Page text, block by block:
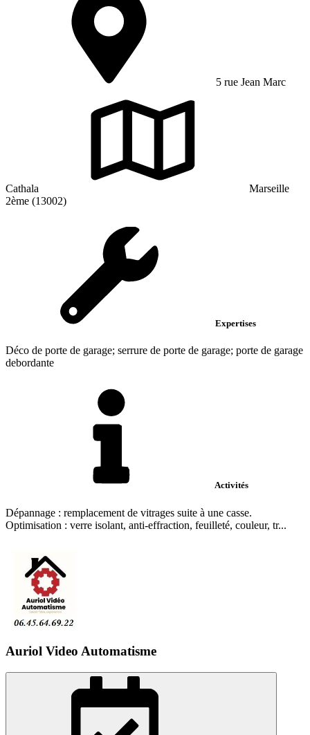
5 rue Jean Marc
Cathala
Marseille
2ème (13002)
Expertises
Déco de porte de garage; serrure de porte de garage; porte de garage
debordante
Activités
Dépannage : remplacement de vitrages suite à une casse.
Optimisation : verre isolant, anti-effraction, feuilleté, couleur, tr...
Auriol Video Automatisme